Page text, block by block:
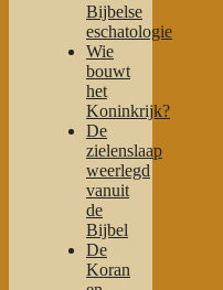
Bijbelse
eschatologie
Wie
bouwt
het
Koninkrijk?
De
zielenslaap
weerlegd
vanuit
de
Bijbel
De
Koran